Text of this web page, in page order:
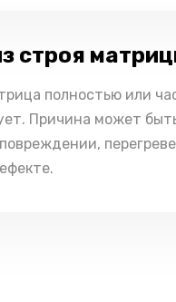
строя
полностью или
Причина может